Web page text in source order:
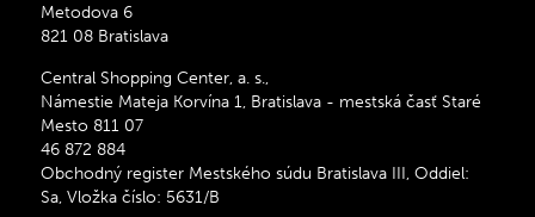
Metodova 6
821 08 Bratislava
Central Shopping Center, a. s.,
Námestie Mateja Korvína 1, Bratislava - mestská časť Staré
Mesto 811 07
46 872 884
Obchodný register Mestského súdu Bratislava III, Oddiel:
Sa, Vložka číslo: 5631/B